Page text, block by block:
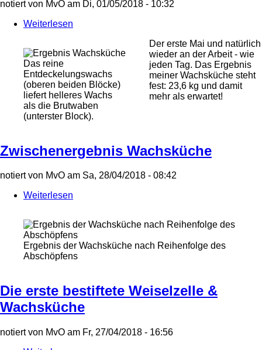
notiert von MvO am Di, 01/05/2018 - 10:32
Weiterlesen
Arbeit
wie
jeden
Tag!
Das reine
Entdeckelungswachs
(oberen beiden Blöcke)
liefert helleres Wachs
als die Brutwaben
(unterster Block).
Der erste Mai und natürlich
wieder an der Arbeit - wie
jeden Tag. Das Ergebnis
meiner Wachsküche steht
fest: 23,6 kg und damit
mehr als erwartet!
Zwischenergebnis Wachsküche
notiert von MvO am Sa, 28/04/2018 - 08:42
Weiterlesen
Ergebnis der Wachsküche nach Reihenfolge des
Abschöpfens
Die erste bestiftete Weiselzelle &
Wachsküche
notiert von MvO am Fr, 27/04/2018 - 16:56